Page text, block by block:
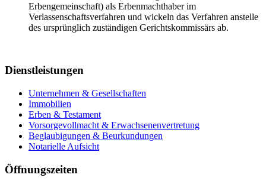
Erbengemeinschaft) als Erbenmachthaber im
Verlassenschaftsverfahren und wickeln das Verfahren anstelle
des ursprünglich zuständigen Gerichtskommissärs ab.
Dienstleistungen
Unternehmen & Gesellschaften
Immobilien
Erben & Testament
Vorsorgevollmacht & Erwachsenenvertretung
Beglaubigungen & Beurkundungen
Notarielle Aufsicht
Öffnungszeiten